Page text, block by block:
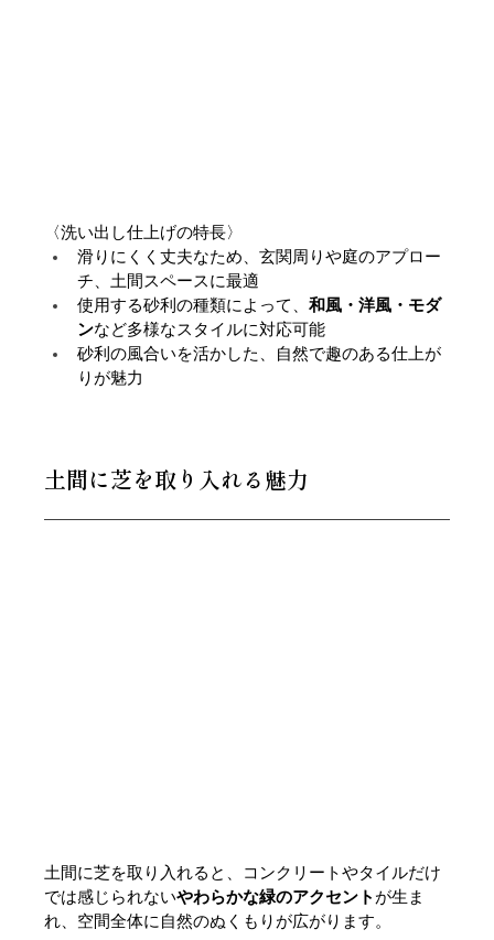
〈洗い出し仕上げの特長〉
滑りにくく丈夫なため、玄関周りや庭のアプロー
チ、土間スペースに最適
使用する砂利の種類によって、和風・洋風・モダ
ンなど多様なスタイルに対応可能
砂利の風合いを活かした、自然で趣のある仕上が
りが魅力
土間に芝を取り入れる魅力
土間に芝を取り入れると、コンクリートやタイルだけ
では感じられないやわらかな緑のアクセント が生ま
れ、空間全体に自然のぬくもりが広がります。